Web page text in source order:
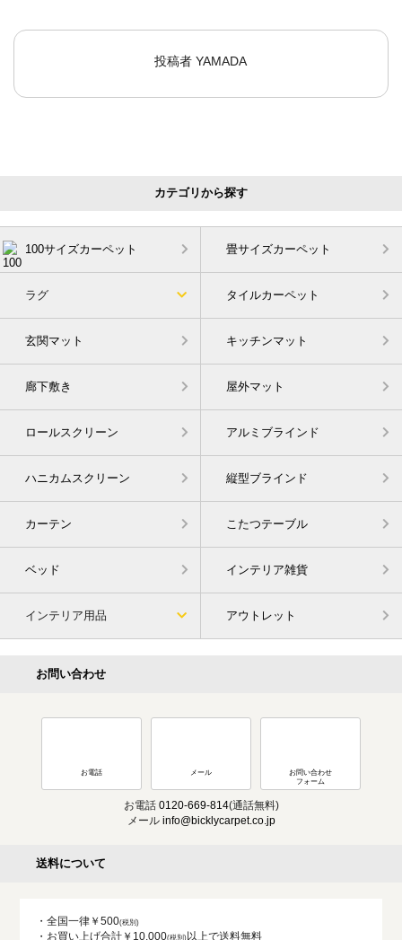
投稿者 YAMADA
カテゴリから探す
100サイズカーペット 畳サイズカーペット
ラグ タイルカーペット
玄関マット キッチンマット
廊下敷き 屋外マット
ロールスクリーン アルミブラインド
ハニカムスクリーン 縦型ブラインド
カーテン こたつテーブル
ベッド インテリア雑貨
インテリア用品 アウトレット
お問い合わせ
お電話 メール
お問い合わせ
フォーム
お電話 0120-669-814(通話無料)
メール info@bicklycarpet.co.jp
送料について
・全国一律￥500
・お買い上げ合計￥10,000
以上で送料無料